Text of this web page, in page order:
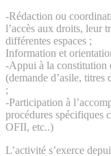
-Rédaction ou
l’accès aux droits, leur
différentes espaces ;
Information et
-Appui à la constitution
(demande d’asile,
;
-Participation à
procédures spécifiques
OFII, etc..)
L’activité s’exerce